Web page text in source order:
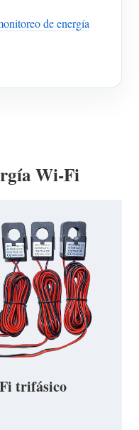
de energía
Wi-Fi
trifásico